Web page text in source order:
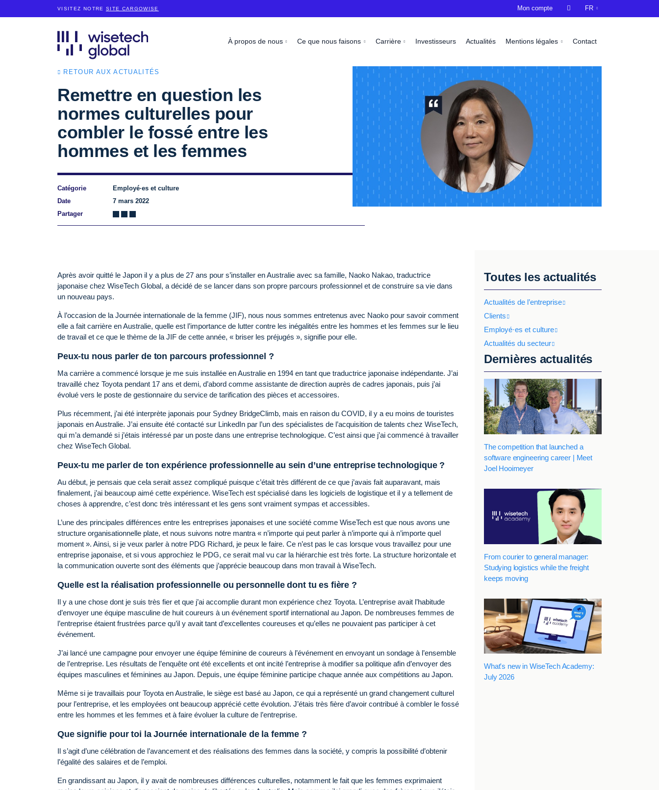
VISITEZ NOTRE SITE CARGOWISE
À propos de nous Ce que nous faisons Carrière Investisseurs Actualités Mentions légales Contact
Mon compte  FR
RETOUR AUX ACTUALITÉS
Remettre en question les
normes culturelles pour
combler le fossé entre les
hommes et les femmes
Catégorie
Employé·es et culture
Date
7 mars 2022
Partager
Après avoir quitté le Japon il y a plus de 27 ans pour s’installer en Australie avec sa famille, Naoko Nakao, traductrice
japonaise chez WiseTech Global, a décidé de se lancer dans son propre parcours professionnel et de construire sa vie dans
un nouveau pays.
À l’occasion de la Journée internationale de la femme (JIF), nous nous sommes entretenus avec Naoko pour savoir comment
elle a fait carrière en Australie, quelle est l’importance de lutter contre les inégalités entre les hommes et les femmes sur le lieu
de travail et ce que le thème de la JIF de cette année, « briser les préjugés », signifie pour elle.
Peux-tu nous parler de ton parcours professionnel ?
Ma carrière a commencé lorsque je me suis installée en Australie en 1994 en tant que traductrice japonaise indépendante. J’ai
travaillé chez Toyota pendant 17 ans et demi, d’abord comme assistante de direction auprès de cadres japonais, puis j’ai
évolué vers le poste de gestionnaire du service de tarification des pièces et accessoires.
Plus récemment, j’ai été interprète japonais pour Sydney BridgeClimb, mais en raison du COVID, il y a eu moins de touristes
japonais en Australie. J’ai ensuite été contacté sur LinkedIn par l’un des spécialistes de l’acquisition de talents chez WiseTech,
qui m’a demandé si j’étais intéressé par un poste dans une entreprise technologique. C’est ainsi que j’ai commencé à travailler
chez WiseTech Global.
Peux-tu me parler de ton expérience professionnelle au sein d’une entreprise technologique ?
Au début, je pensais que cela serait assez compliqué puisque c’était très différent de ce que j’avais fait auparavant, mais
finalement, j’ai beaucoup aimé cette expérience. WiseTech est spécialisé dans les logiciels de logistique et il y a tellement de
choses à apprendre, c’est donc très intéressant et les gens sont vraiment sympas et accessibles.
L’une des principales différences entre les entreprises japonaises et une société comme WiseTech est que nous avons une
structure organisationnelle plate, et nous suivons notre mantra « n’importe qui peut parler à n’importe qui à n’importe quel
moment ». Ainsi, si je veux parler à notre PDG Richard, je peux le faire. Ce n’est pas le cas lorsque vous travaillez pour une
entreprise japonaise, et si vous approchiez le PDG, ce serait mal vu car la hiérarchie est très forte. La structure horizontale et
la communication ouverte sont des éléments que j’apprécie beaucoup dans mon travail à WiseTech.
Quelle est la réalisation professionnelle ou personnelle dont tu es fière ?
Il y a une chose dont je suis très fier et que j’ai accomplie durant mon expérience chez Toyota. L’entreprise avait l’habitude
d’envoyer une équipe masculine de huit coureurs à un événement sportif international au Japon. De nombreuses femmes de
l’entreprise étaient frustrées parce qu’il y avait tant d’excellentes coureuses et qu’elles ne pouvaient pas participer à cet
événement.
J’ai lancé une campagne pour envoyer une équipe féminine de coureurs à l’événement en envoyant un sondage à l’ensemble
de l’entreprise. Les résultats de l’enquête ont été excellents et ont incité l’entreprise à modifier sa politique afin d’envoyer des
équipes masculines et féminines au Japon. Depuis, une équipe féminine participe chaque année aux compétitions au Japon.
Même si je travaillais pour Toyota en Australie, le siège est basé au Japon, ce qui a représenté un grand changement culturel
pour l’entreprise, et les employées ont beaucoup apprécié cette évolution. J’étais très fière d’avoir contribué à combler le fossé
entre les hommes et les femmes et à faire évoluer la culture de l’entreprise.
Que signifie pour toi la Journée internationale de la femme ?
Il s’agit d’une célébration de l’avancement et des réalisations des femmes dans la société, y compris la possibilité d’obtenir
l’égalité des salaires et de l’emploi.
En grandissant au Japon, il y avait de nombreuses différences culturelles, notamment le fait que les femmes exprimaient
Toutes les actualités
Actualités de l’entreprise
Clients
Employé·es et culture
Actualités du secteur
Dernières actualités
The competition that launched a
software engineering career | Meet
Joel Hooimeyer
From courier to general manager:
Studying logistics while the freight
keeps moving
What's new in WiseTech Academy:
July 2026